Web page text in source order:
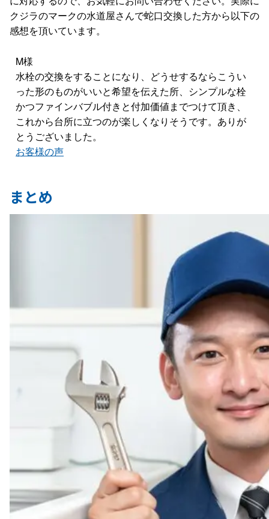
クジラのマークの水道屋さんで蛇口交換した方から以下の
感想を頂いています。
M様
水栓の交換をすることになり、どうせするならこうい
った形のものがいいと希望を伝えた所、シンプルな栓
かつファインバブル付きと付加価値までつけて頂き、
これから台所に立つのが楽しくなりそうです。ありが
とうございました。
お客様の声
まとめ